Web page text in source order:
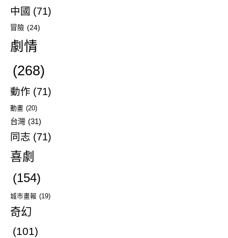
中國 (71)
冒險 (24)
劇情
(268)
動作 (71)
動畫 (20)
台灣 (31)
同志 (71)
喜劇
(154)
城市畫報 (19)
奇幻
(101)